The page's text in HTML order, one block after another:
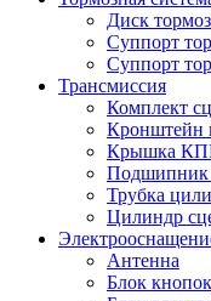
Диск
Суппорт
Суппорт
Трансмиссия
Комплект
Кронштейн
Крышка
Трубка
Цилиндр
Антенна
Блок кнопок